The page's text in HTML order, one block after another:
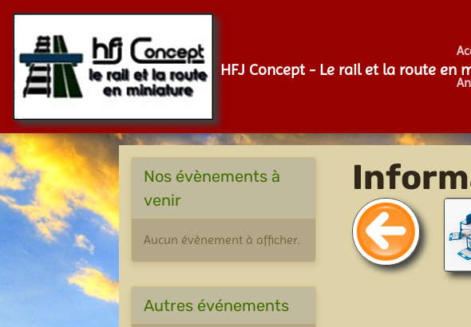
HFJ Concept - Le rail et la route en
Nos évènements à
venir
Aucun évènement à afficher.
Autres événements